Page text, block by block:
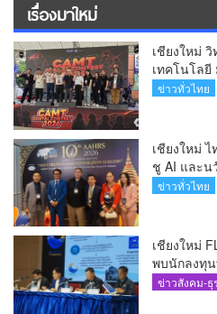
เรื่องมาใหม่
เชียงใหม่
เทคโนโลยี
หน้าสร้าง
ข่าวทั่วไทย
เชียงใหม่ ไ
ชู AI และน
Medical
ข่าวทั่วไทย
เชียงใหม่
พบนักลงทุ
ผู้นำธุรกิจ
ข่าวสังคม-ธุ